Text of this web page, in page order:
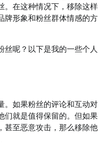
。在这种情况下，移除这样
牌形象和粉丝群体情感的方
丝呢？以下是我的一些个人
。如果粉丝的评论和互动对
们就是值得保留的。但如果
甚至恶意攻击，那么移除他